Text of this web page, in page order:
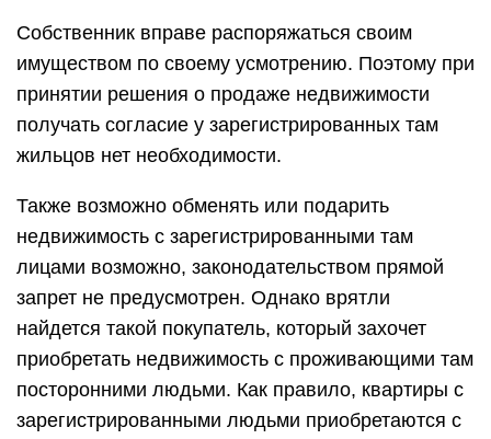
Собственник вправе распоряжаться своим
имуществом по своему усмотрению. Поэтому при
принятии решения о продаже недвижимости
получать согласие у зарегистрированных там
жильцов нет необходимости.
Также возможно обменять или подарить
недвижимость с зарегистрированными там
лицами возможно, законодательством прямой
запрет не предусмотрен. Однако врятли
найдется такой покупатель, который захочет
приобретать недвижимость с проживающими там
посторонними людьми. Как правило, квартиры с
зарегистрированными людьми приобретаются с